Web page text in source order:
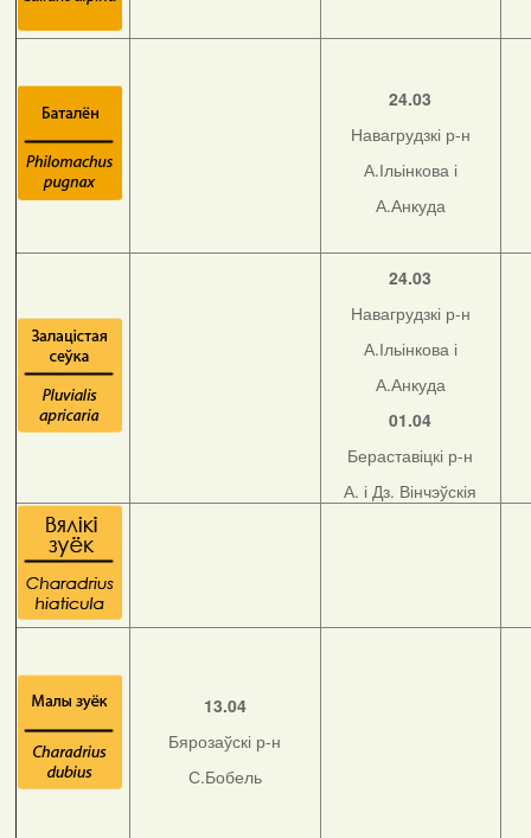
24.03
Навагрудзкі р-н
А.Ільінкова і
А.Анкуда
24.03
Навагрудзкі р-н
А.Ільінкова і
А.Анкуда
01.04
Бераставіцкі р-н
А. і Дз. Вінчэўскія
13.04
Бярозаўскі р-н
С.Бобель